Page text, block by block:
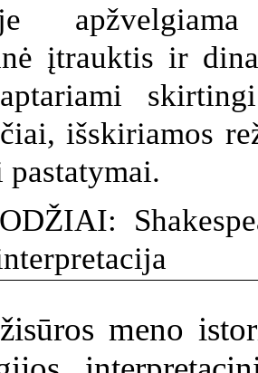
įtrauktis ir
išskiriamos
meno